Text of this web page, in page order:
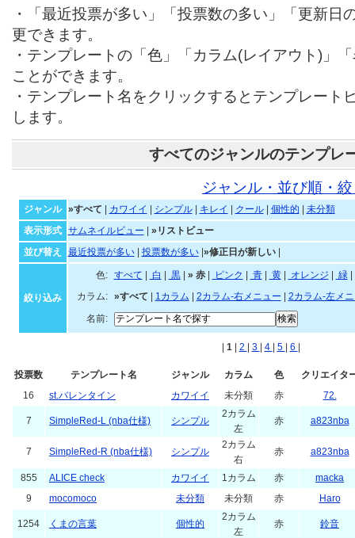
・「最近投票が多い」「投票数の多い」「更新日
更できます。
・テンプレートの「色」「カラム(レイアウト)」
ことができます。
・テンプレート名をクリックするとテンプレート
します。
すべてのジャンルのテンプレ
ジャンル・並び順・
ジャンル »すべて カワイイ シンプル| キレイ クール| 個性的
未分類
表示形式
サムネイルビュー
»リストビュー
並び替え
最近投票が多い| 投票数が多い| »修正日が新しい|
絞り込み
色: すべて 白 黒| » 赤| ピンク 青| 黄| オレンジ 緑|
カラム:
»すべて 1カラム 2カラム-右メニュー
2カラム-左メ
名前:
1 2 3 4 5 6
投票数 テンプレート名 ジャンル カラム 色
クリエイタ
16
st.バレンタイン カワイイ 未分類 赤 72.
7 SimpleRed-L (nba仕様) シンプル
2カラム
左
赤 a823nba
7 SimpleRed-R (nba仕様) シンプル
2カラム
右
赤 a823nba
855 ALICE check カワイイ 1カラム 赤
macka
9
mocomoco 未分類 未分類 赤 Haro
1254 くまの言葉 個性的
2カラム
左
赤 鈴音